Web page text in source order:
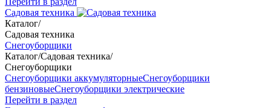
Садовая техника
Каталог/
Садовая техника
Снегоуборщики
Каталог/Садовая техника/
Снегоуборщики
Снегоуборщики аккумуляторныеСнегоуборщики
бензиновыеСнегоуборщики электрические
Перейти в раздел